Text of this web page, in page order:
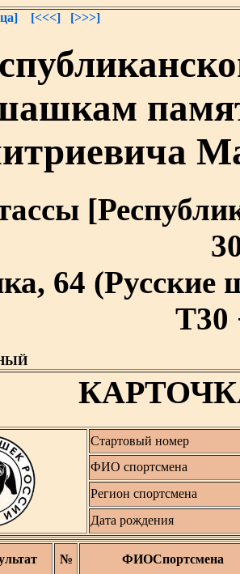
[<<<] [>>>]
64
T30
Стартовый номер
ФИО спортсмена
Регион спортсмена
Дата рождения
№
ФИОСпортсмена